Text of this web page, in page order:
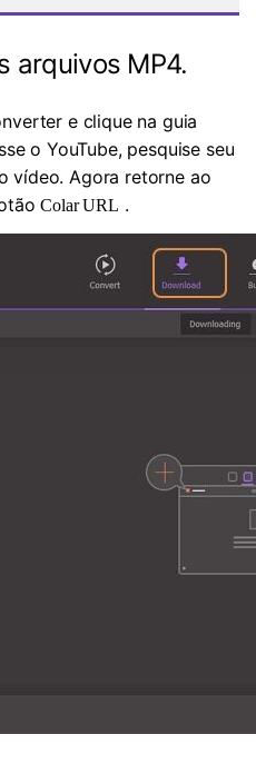
arquivos MP4.
e clique na guia
o YouTube, pesquise seu
vídeo. Agora retorne ao
Colar URL .